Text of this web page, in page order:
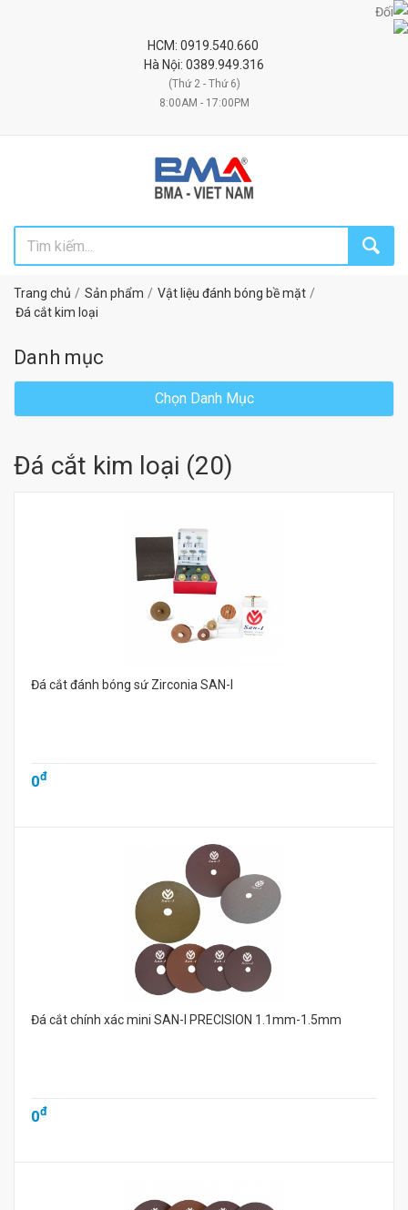
Đối tác uy tín
HCM: 0919.540.660
Hà Nội: 0389.949.316
(Thứ 2 - Thứ 6)
8:00AM - 17:00PM
Trang chủ Sản phẩm
Vật liệu đánh bóng bề mặt
Đá cắt kim loại
Danh mục
Chọn Danh Mục
Đá cắt kim loại (20)
Đá cắt đánh bóng sứ Zirconia SAN-I
0đ
Đá cắt chính xác mini SAN-I PRECISION 1.1mm-1.5mm
0đ